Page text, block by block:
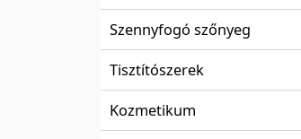
Szennyfogó szőnyeg
Tisztítószerek
Kozmetikum